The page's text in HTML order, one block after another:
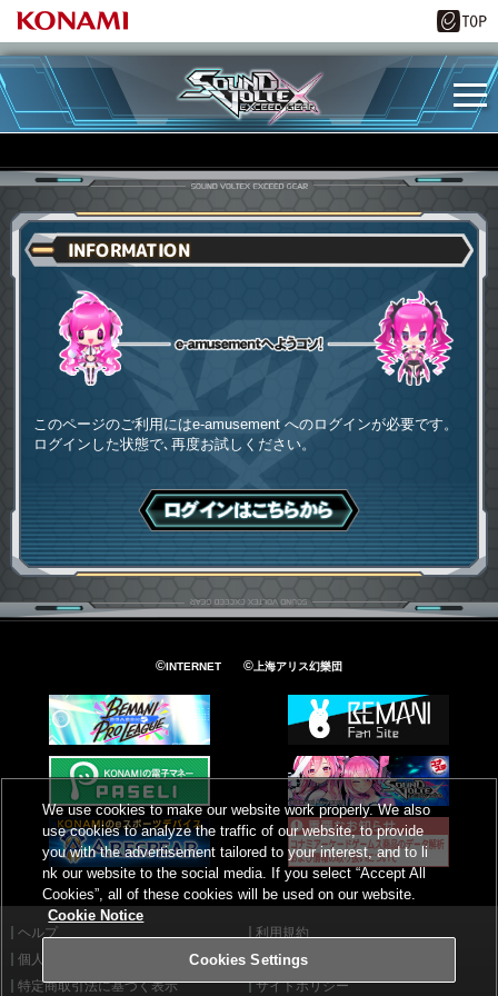
INFORMATION
このページのご利用にはe-amusement へのログインが必要です。
ログインした状態で､再度お試しください。
ログインはこちら
©INTERNET ©上海アリス幻樂団
ヘルプ
利用規約
個人情報等保護方針
外部送信について
特定商取引法に基づく表示
サイトポリシー
We use cookies to make our website work properly. We also
use cookies to analyze the traffic of our website, to provide
you with the advertisement tailored to your interest, and to li
nk our website to the social media. If you select “Accept All
Cookies”, all of these cookies will be used on our website.
Cookie Notice
Cookies Settings